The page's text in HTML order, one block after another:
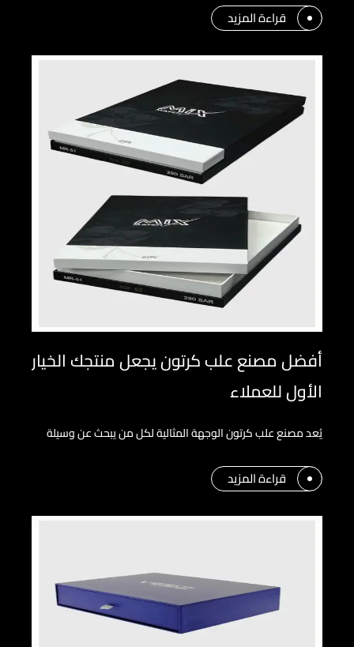
قراءة المزيد
أفضل مصنع علب كرتون يجعل منتجك الخيار
الأول للعملاء
يُعد مصنع علب كرتون الوجهة المثالية لكل من يبحث عن وسيلة
قراءة المزيد